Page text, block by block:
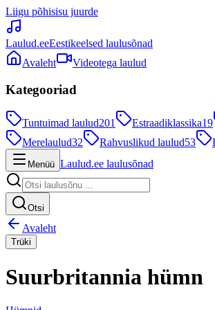
Liigu põhisisu juurde
Laulud.eeEestikeelsed laulusõnad
Avaleht
Videotega laulud
Kategooriad
Tuntuimad laulud201 Estraadiklassika19
Merelaulud32 Rahvuslikud laulud53
Menüü Laulud.ee laulusõnad
Otsi
Avaleht
Trüki
Suurbritannia hümn